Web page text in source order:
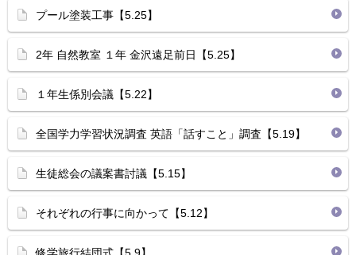
プール塗装工事【5.25】
2年 自然教室 １年 金沢遠足前日【5.25】
１年生係別会議【5.22】
全国学力学習状況調査 英語「話すこと」調査【5.19】
生徒総会の議案書討議【5.15】
それぞれの行事に向かって【5.12】